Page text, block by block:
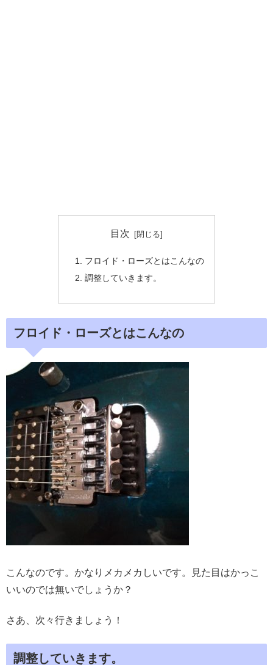
目次
フロイド・ローズとはこんなの
調整していきます。
フロイド・ローズとはこんなの
こんなのです。かなりメカメカしいです。見た目はかっこ
いいのでは無いでしょうか？
さあ、次々行きましょう！
調整していきます。